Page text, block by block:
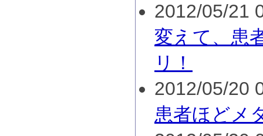
2012/05/21
変えて、患
リ！
2012/05/20
患者ほどメ